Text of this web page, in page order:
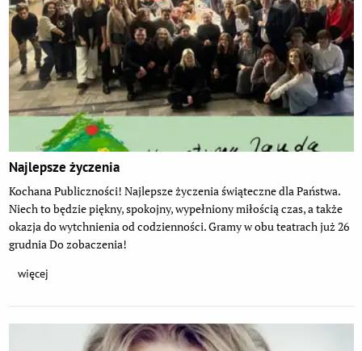
Najlepsze życzenia
Kochana Publiczności! Najlepsze życzenia świąteczne dla Państwa.
Niech to będzie piękny, spokojny, wypełniony miłością czas, a także
okazja do wytchnienia od codzienności. Gramy w obu teatrach już 26
grudnia Do zobaczenia!
więcej